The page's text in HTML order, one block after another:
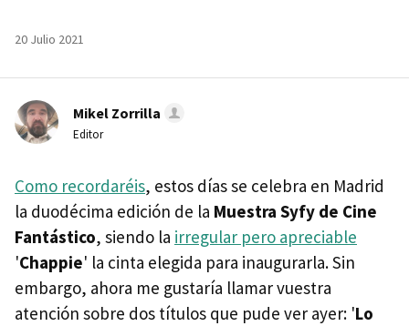
20 Julio 2021
Mikel Zorrilla
Editor
Como recordaréis, estos días se celebra en Madrid
la duodécima edición de la Muestra Syfy de Cine
Fantástico, siendo la irregular pero apreciable
'Chappie' la cinta elegida para inaugurarla. Sin
embargo, ahora me gustaría llamar vuestra
atención sobre dos títulos que pude ver ayer: 'Lo